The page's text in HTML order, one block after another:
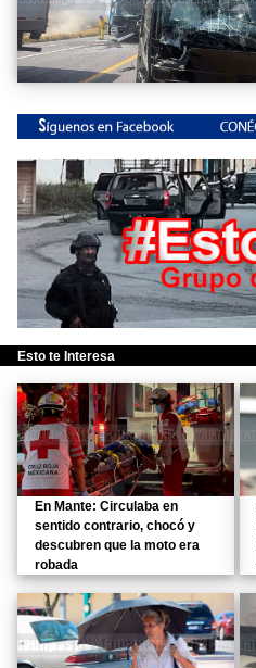
Esto te Interesa
En Mante: Circulaba en
sentido contrario, chocó y
descubren que la moto era
robada